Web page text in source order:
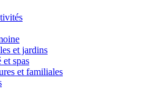
et jardins
et spas
et familiales